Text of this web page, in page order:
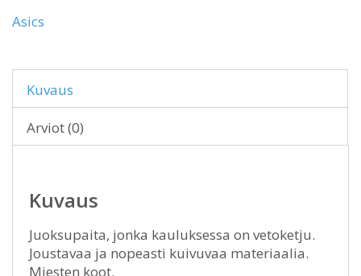
Asics
Kuvaus
Arviot (0)
Kuvaus
Juoksupaita, jonka kauluksessa on vetoketju.
Joustavaa ja nopeasti kuivuvaa materiaalia.
Miesten koot.